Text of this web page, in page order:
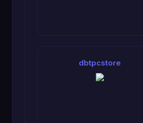
dbtpcstore